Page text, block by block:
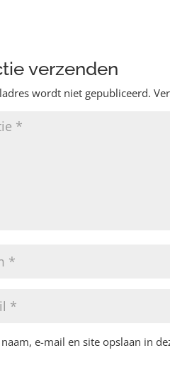
verzenden
wordt niet gepubliceerd.
e-mail en site opslaan in